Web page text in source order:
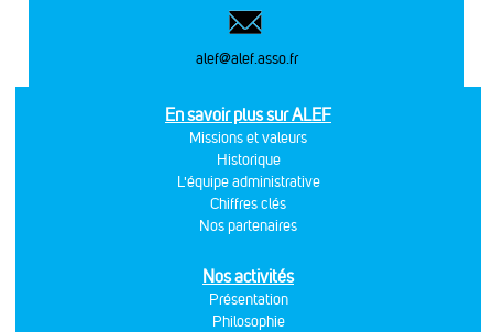
alef@alef.asso.fr
En savoir plus sur ALEF
Missions et valeurs
Historique
L'équipe administrative
Chiffres clés
Nos partenaires
Nos activités
Présentation
Philosophie